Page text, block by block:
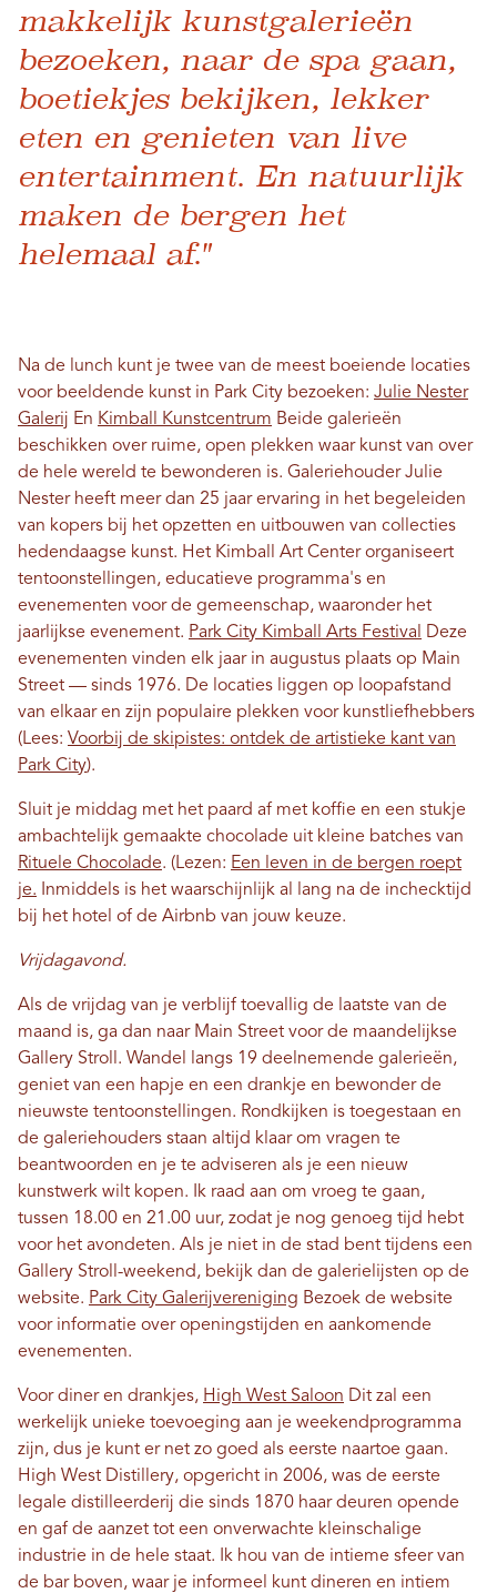
makkelijk kunstgalerieën
bezoeken, naar de spa gaan,
boetiekjes bekijken, lekker
eten en genieten van live
entertainment. En natuurlijk
maken de bergen het
helemaal af."
Na de lunch kunt je twee van de meest boeiende locaties
voor beeldende kunst in Park City bezoeken: Julie Nester
Galerij En Kimball Kunstcentrum Beide galerieën
beschikken over ruime, open plekken waar kunst van over
de hele wereld te bewonderen is. Galeriehouder Julie
Nester heeft meer dan 25 jaar ervaring in het begeleiden
van kopers bij het opzetten en uitbouwen van collecties
hedendaagse kunst. Het Kimball Art Center organiseert
tentoonstellingen, educatieve programma's en
evenementen voor de gemeenschap, waaronder het
jaarlijkse evenement. Park City Kimball Arts Festival
Deze
evenementen vinden elk jaar in augustus plaats op Main
Street — sinds 1976. De locaties liggen op loopafstand
van elkaar en zijn populaire plekken voor kunstliefhebbers
(Lees: Voorbij de skipistes: ontdek de artistieke kant van
Park City).
Sluit je middag met het paard af met koffie en een stukje
ambachtelijk gemaakte chocolade uit kleine batches van
Rituele Chocolade. (Lezen: Een leven in de bergen roept
je. Inmiddels is het waarschijnlijk al lang na de inchecktijd
bij het hotel of de Airbnb van jouw keuze.
Vrijdagavond.
Als de vrijdag van je verblijf toevallig de laatste van de
maand is, ga dan naar Main Street voor de maandelijkse
Gallery Stroll. Wandel langs 19 deelnemende galerieën,
geniet van een hapje en een drankje en bewonder de
nieuwste tentoonstellingen. Rondkijken is toegestaan ​​en
de galeriehouders staan ​​altijd klaar om vragen te
beantwoorden en je te adviseren als je een nieuw
kunstwerk wilt kopen. Ik raad aan om vroeg te gaan,
tussen 18.00 en 21.00 uur, zodat je nog genoeg tijd hebt
voor het avondeten. Als je niet in de stad bent tijdens een
Gallery Stroll-weekend, bekijk dan de galerielijsten op de
website. Park City Galerijvereniging Bezoek de website
voor informatie over openingstijden en aankomende
evenementen.
Voor diner en drankjes, High West Saloon Dit zal een
werkelijk unieke toevoeging aan je weekendprogramma
zijn, dus je kunt er net zo goed als eerste naartoe gaan.
High West Distillery, opgericht in 2006, was de eerste
legale distilleerderij die sinds 1870 haar deuren opende
en gaf de aanzet tot een onverwachte kleinschalige
industrie in de hele staat. Ik hou van de intieme sfeer van
de bar boven, waar je informeel kunt dineren en intiem